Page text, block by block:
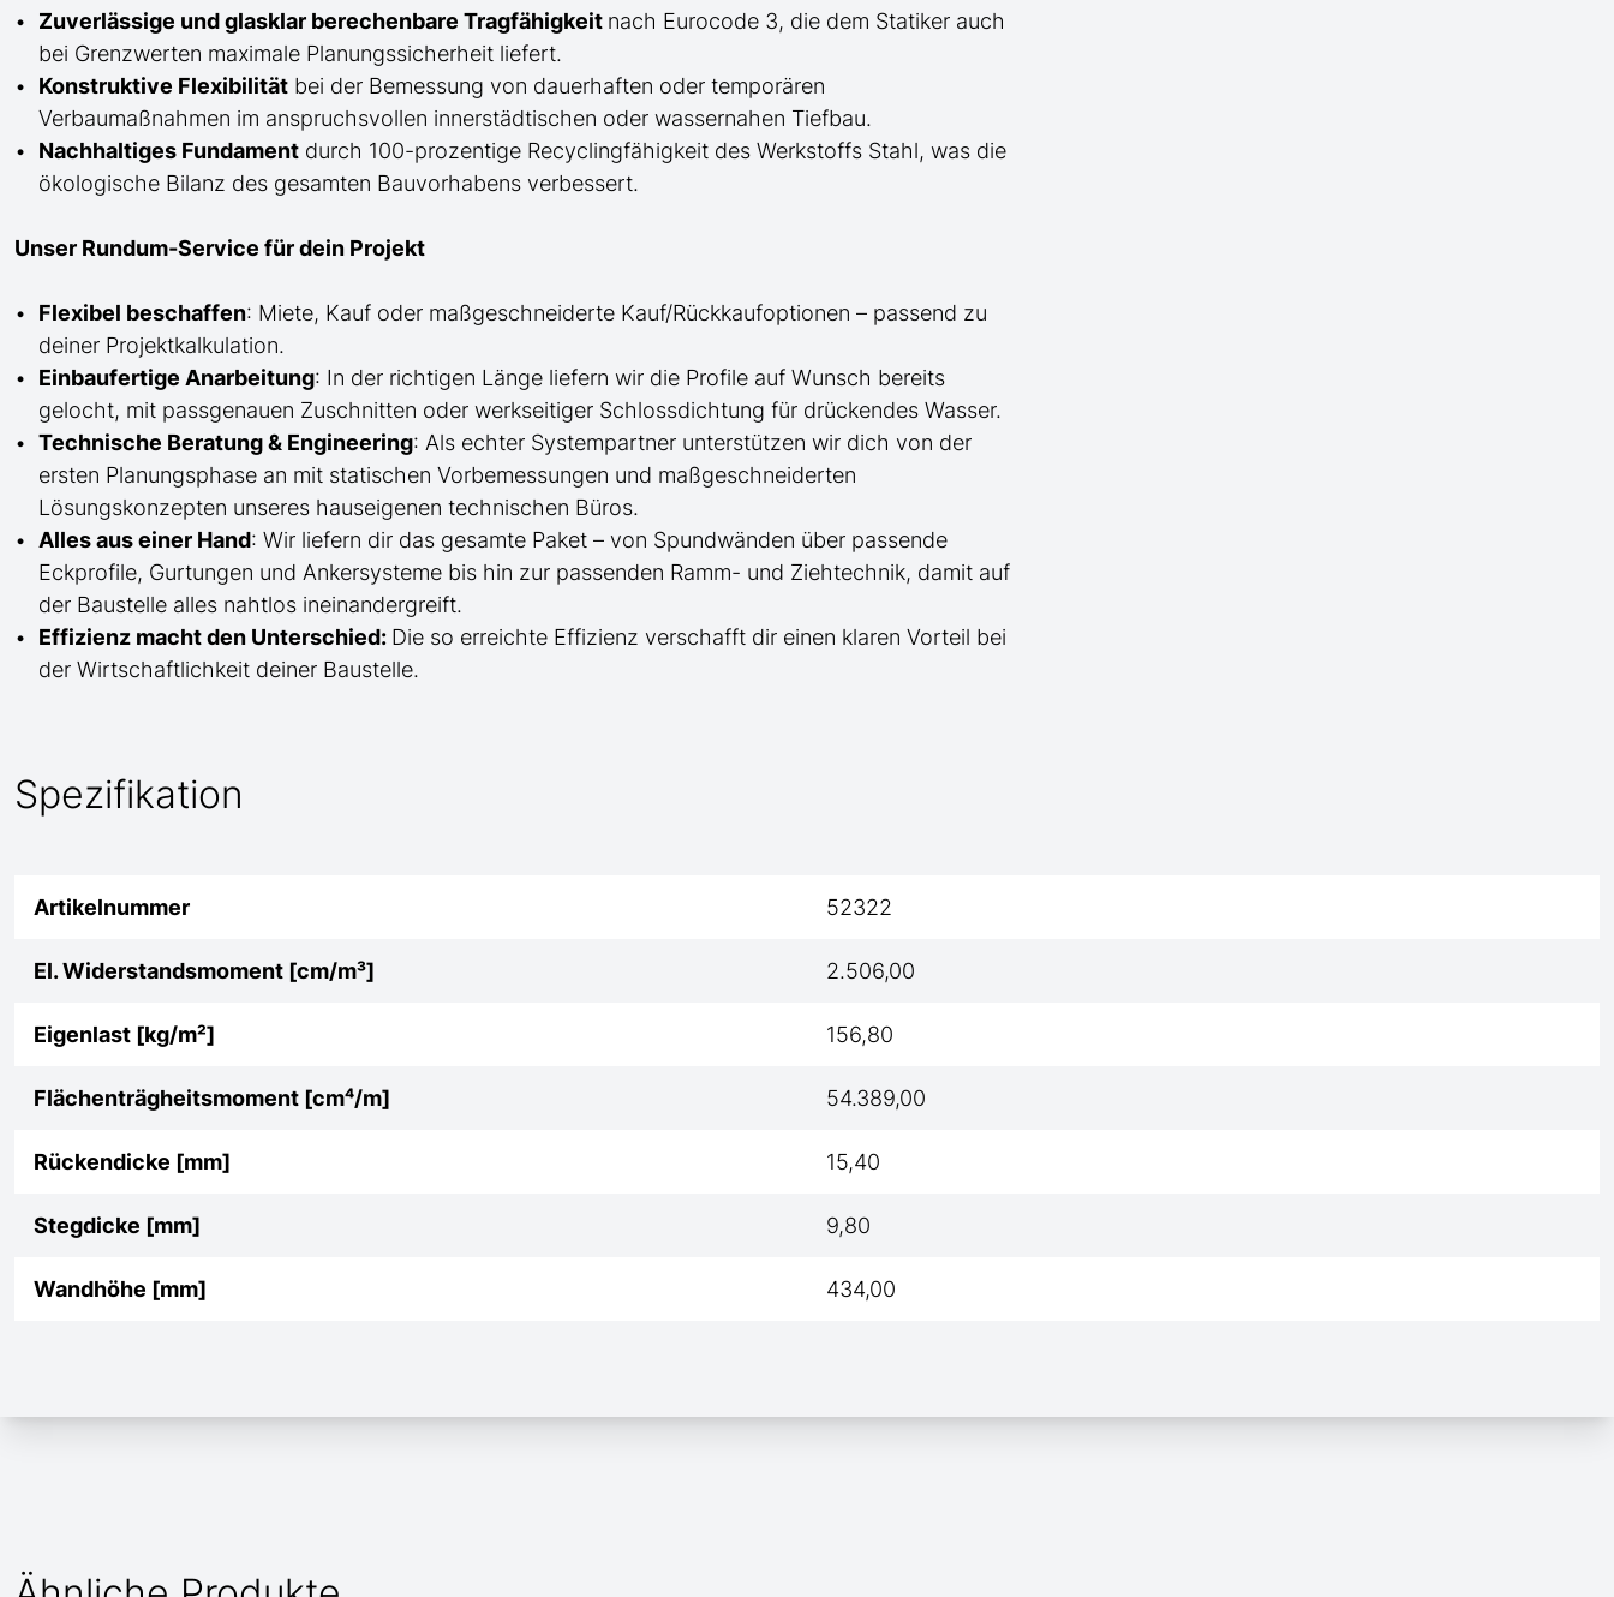
Zuverlässige und glasklar berechenbare Tragfähigkeit nach Eurocode 3, die dem Statiker auch
bei Grenzwerten maximale Planungssicherheit liefert.
Konstruktive Flexibilität bei der Bemessung von dauerhaften oder temporären
Verbaumaßnahmen im anspruchsvollen innerstädtischen oder wassernahen Tiefbau.
Nachhaltiges Fundament durch 100-prozentige Recyclingfähigkeit des Werkstoffs Stahl, was die
ökologische Bilanz des gesamten Bauvorhabens verbessert.
Unser Rundum-Service für dein Projekt
Flexibel beschaffen: Miete, Kauf oder maßgeschneiderte Kauf/Rückkaufoptionen – passend zu
deiner Projektkalkulation.
Einbaufertige Anarbeitung: In der richtigen Länge liefern wir die Profile auf Wunsch bereits
gelocht, mit passgenauen Zuschnitten oder werkseitiger Schlossdichtung für drückendes Wasser.
Technische Beratung & Engineering: Als echter Systempartner unterstützen wir dich von der
ersten Planungsphase an mit statischen Vorbemessungen und maßgeschneiderten
Lösungskonzepten unseres hauseigenen technischen Büros.
Alles aus einer Hand: Wir liefern dir das gesamte Paket – von Spundwänden über passende
Eckprofile, Gurtungen und Ankersysteme bis hin zur passenden Ramm- und Ziehtechnik, damit auf
der Baustelle alles nahtlos ineinandergreift.
Effizienz macht den Unterschied: Die so erreichte Effizienz verschafft dir einen klaren Vorteil bei
der Wirtschaftlichkeit deiner Baustelle.
Spezifikation
Artikelnummer 52322
El. Widerstandsmoment [cm/m³] 2.506,00
Eigenlast [kg/m²] 156,80
Flächenträgheitsmoment [cm⁴/m] 54.389,00
Rückendicke [mm] 15,40
Stegdicke [mm] 9,80
Wandhöhe [mm] 434,00